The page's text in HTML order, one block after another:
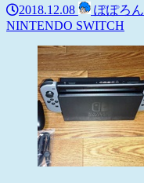
2018.12.08
ぽぽろん
NINTENDO SWITCH